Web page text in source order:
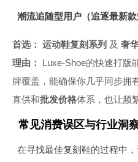
潮流追随型用户（追逐最新款
首选： 运动鞋复刻系列 及 奢
理由：
Luxe-Shoe的快速打版
牌覆盖，能确保你几乎同步拥
直供和批发价格体系，也让频
常见消费误区与行业洞
在寻找最佳复刻鞋的过程中